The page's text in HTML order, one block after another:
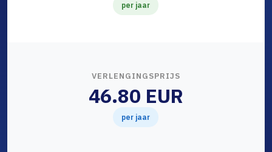
per jaar
VERLENGINGSPRIJS
46.80 EUR
per jaar